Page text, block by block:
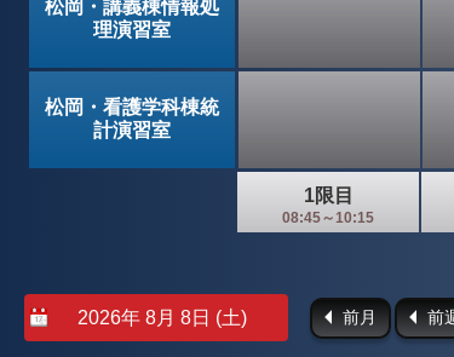
松岡・講義棟情報処
理演習室
松岡・看護学科棟統
計演習室
1限目
08:45～10:15
前月 前